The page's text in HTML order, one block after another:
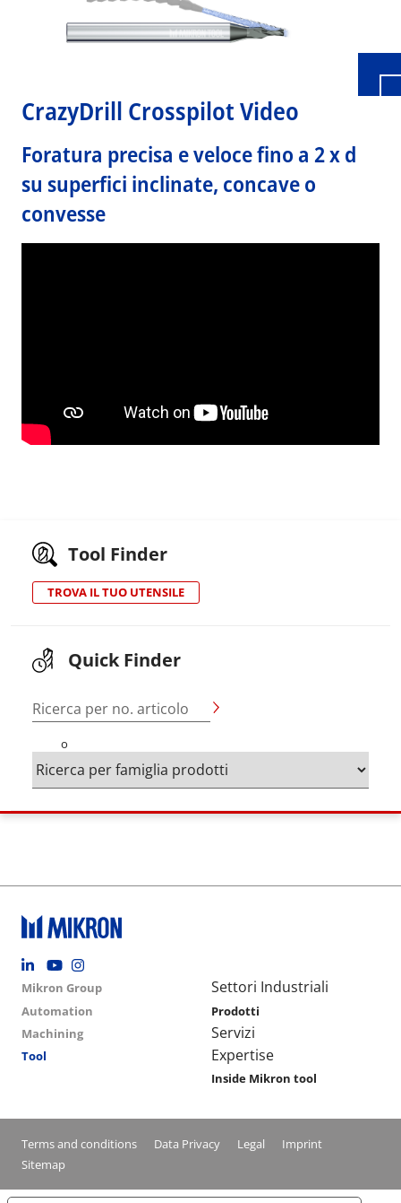
CrazyDrill Crosspilot Video
Foratura precisa e veloce fino a 2 x d
su superfici inclinate, concave o
convesse
Tool Finder
TROVA IL TUO UTENSILE
Quick Finder
Ricerca per no. articolo
o
Footer social
Group menu
Mikron Group
Automation
Machining
Tool
Main navigation
Settori Industriali
Prodotti
Servizi
Expertise
Inside Mikron tool
Conditions footer menu
Terms and conditions Data Privacy Legal
Imprint
Sitemap